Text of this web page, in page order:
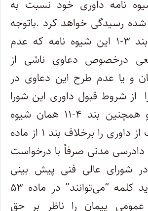
نامه داوری خود نسبت به
شده رسیدگی خواهد کرد .باتوجه
به جزء (ه) از بند ۳-۱ این شیوه نامه که عدم
درخصوص دعاوی ناشی از
و یا عدم طرح این دعاوی در
از شروط قبول داوری این شورا
دانسته است و همچنین بند ۴-۱۱ همان شیوه
نامه که انصراف از داوری را برخلاف بند ۱ از ماده
دادرسی مدنی صرفاً با درخواست
شورای عالی فنی پیش بینی
نموده است؛ باید کلمه “می‌توانند” در ماده ۵۳
عمومی پیمان را ناظر بر حق